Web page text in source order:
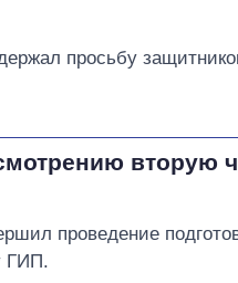
просьбу
вторую
проведение
ГИП.